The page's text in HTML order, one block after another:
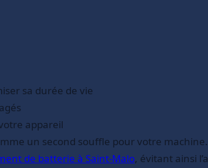
sa durée de vie
appareil
un second souffle pour votre
de batterie à Saint-Malo, évitant ainsi